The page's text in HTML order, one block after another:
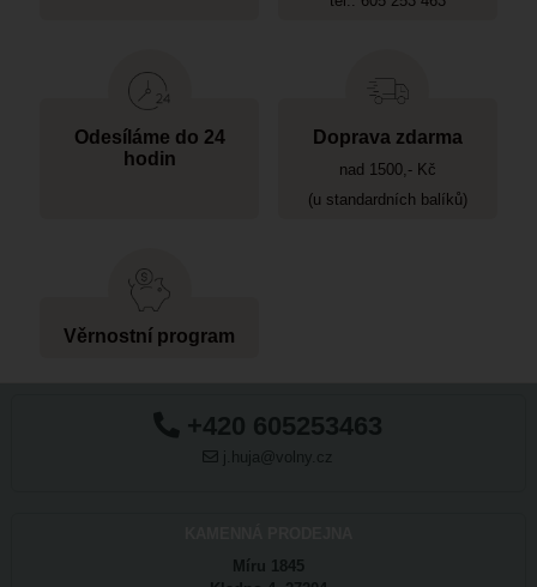
Odesíláme do 24
hodin
Doprava zdarma
nad 1500,- Kč
(u standardních balíků)
Věrnostní program
+420 605253463
j.huja@volny.cz
Míru 1845